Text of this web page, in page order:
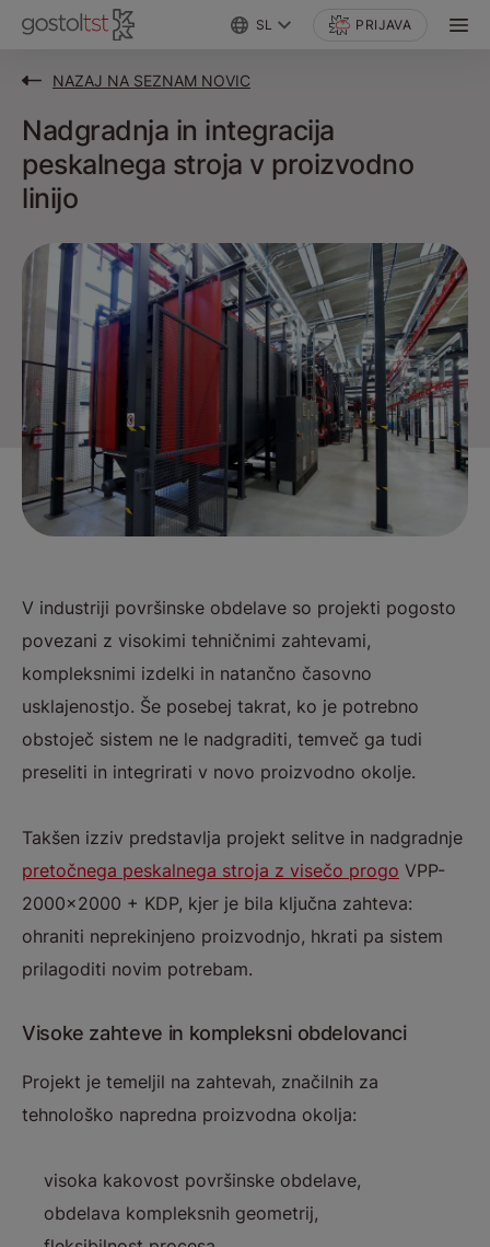
SL PRIJAVA
NAZAJ NA SEZNAM NOVIC
Nadgradnja in integracija
peskalnega stroja v proizvodno
linijo
V industriji površinske obdelave so projekti pogosto
povezani z visokimi tehničnimi zahtevami,
kompleksnimi izdelki in natančno časovno
usklajenostjo. Še posebej takrat, ko je potrebno
obstoječ sistem ne le nadgraditi, temveč ga tudi
preseliti in integrirati v novo proizvodno okolje.
Takšen izziv predstavlja projekt selitve in nadgradnje
pretočnega peskalnega stroja z visečo progo VPP-
2000x2000 + KDP, kjer je bila ključna zahteva:
ohraniti neprekinjeno proizvodnjo, hkrati pa sistem
prilagoditi novim potrebam.
Visoke zahteve in kompleksni obdelovanci
Projekt je temeljil na zahtevah, značilnih za
tehnološko napredna proizvodna okolja:
visoka kakovost površinske obdelave,
obdelava kompleksnih geometrij,